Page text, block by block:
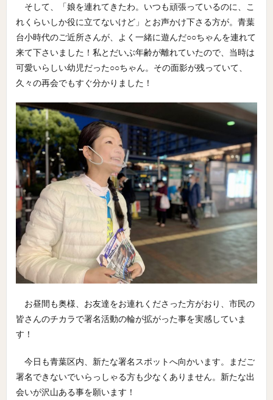
そして、「娘を連れてきたわ。いつも頑張っているのに、こ
れくらいしか役に立てないけど」とお声かけ下さる方が。青葉
台小時代のご近所さんが、よく一緒に遊んだ○○ちゃんを連れて
来て下さいました！私とだいぶ年齢が離れていたので、当時は
可愛いらしい幼児だった○○ちゃん。その面影が残っていて、
久々の再会でもすぐ分かりました！
お昼間も奥様、お友達をお連れくださった方がおり、市民の
皆さんのチカラで署名活動の輪が拡がった事を実感していま
す！
今日も青葉区内、新たな署名スポットへ向かいます。まだご
署名できないでいらっしゃる方も少なくありません。新たな出
会いが沢山ある事を願います！